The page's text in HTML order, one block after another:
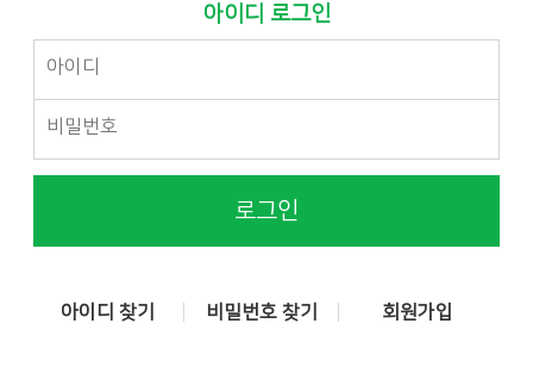
아이디 로그인
로그인
아이디 찾기 비밀번호 찾기 회원가입